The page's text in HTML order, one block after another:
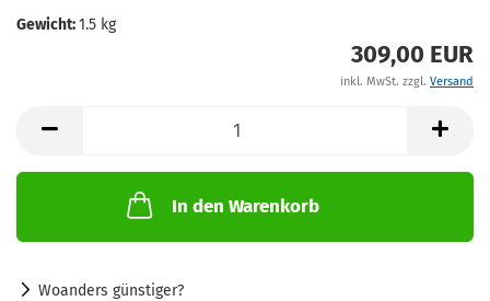
Gewicht:1.5 kg
309,00 EUR
inkl. MwSt. zzgl. Versand
In den Warenkorb
Woanders günstiger?